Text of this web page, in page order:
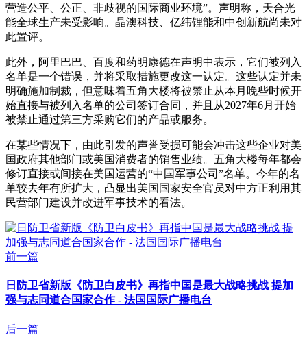
营造公平、公正、非歧视的国际商业环境”。声明称，天合光
能全球生产未受影响。晶澳科技、亿纬锂能和中创新航尚未对
此置评。
此外，阿里巴巴、百度和药明康德在声明中表示，它们被列入
名单是一个错误，并将采取措施更改这一认定。这些认定并未
明确施加制裁，但意味着五角大楼将被禁止从本月晚些时候开
始直接与被列入名单的公司签订合同，并且从2027年6月开始
被禁止通过第三方采购它们的产品或服务。
在某些情况下，由此引发的声誉受损可能会冲击这些企业对美
国政府其他部门或美国消费者的销售业绩。五角大楼每年都会
修订直接或间接在美国运营的“中国军事公司”名单。今年的名
单较去年有所扩大，凸显出美国国家安全官员对中方正利用其
民营部门建设并改进军事技术的看法。
前一篇
日防卫省新版《防卫白皮书》再指中国是最大战略挑战 提加
强与志同道合国家合作 - 法国国际广播电台
后一篇